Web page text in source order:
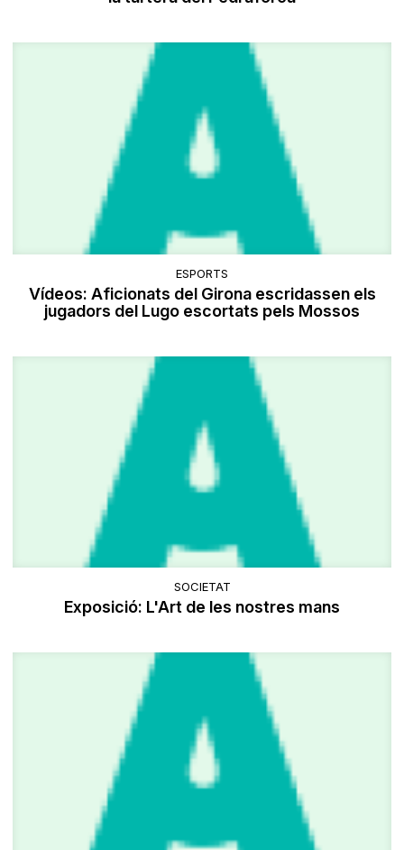
ESPORTS
Vídeos: Aficionats del Girona escridassen els
jugadors del Lugo escortats pels Mossos
SOCIETAT
Exposició: L'Art de les nostres mans